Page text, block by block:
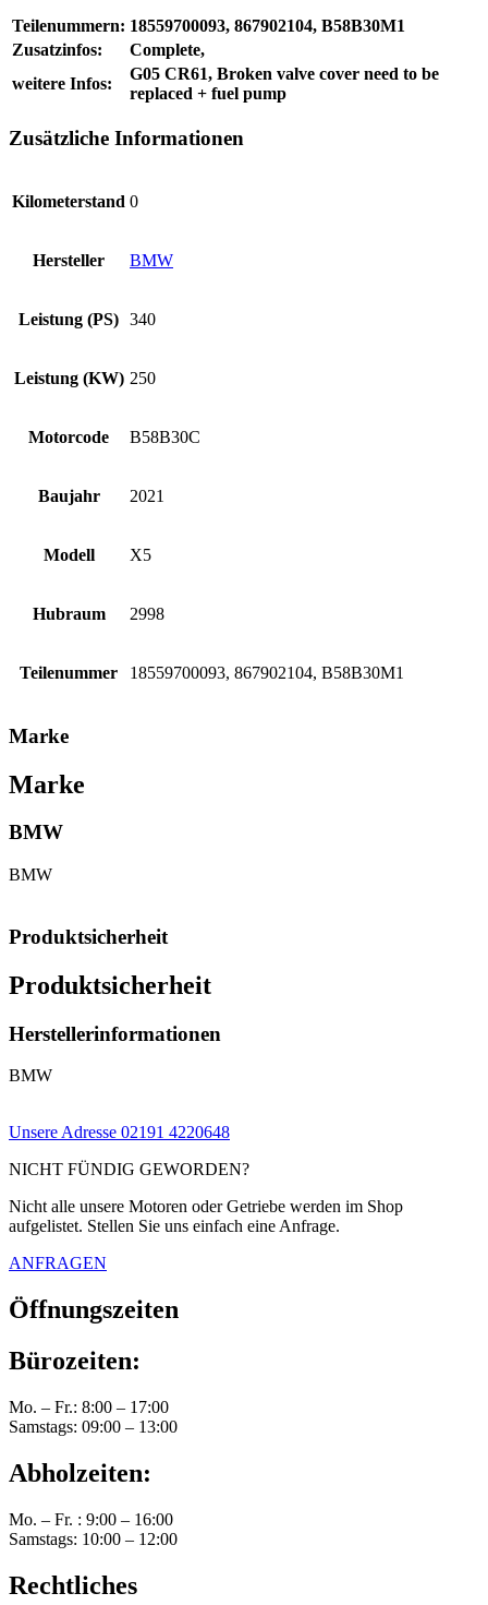
Teilenummern: 18559700093, 867902104, B58B30M1
Zusatzinfos:
Complete,
weitere Infos:
G05 CR61, Broken valve cover need to be
replaced + fuel pump
Zusätzliche Informationen
Kilometerstand 0
Hersteller BMW
Leistung (PS) 340
Leistung (KW) 250
Motorcode B58B30C
Baujahr 2021
Modell X5
Hubraum 2998
Teilenummer 18559700093, 867902104, B58B30M1
Marke
Marke
BMW
BMW
Produktsicherheit
Produktsicherheit
Herstellerinformationen
BMW
Unsere Adresse 02191 4220648
NICHT FÜNDIG GEWORDEN?
Nicht alle unsere Motoren oder Getriebe werden im Shop
aufgelistet. Stellen Sie uns einfach eine Anfrage.
ANFRAGEN
Öffnungszeiten
Bürozeiten:
Mo. – Fr.: 8:00 – 17:00
Samstags: 09:00 – 13:00
Abholzeiten:
Mo. – Fr. : 9:00 – 16:00
Samstags: 10:00 – 12:00
Rechtliches